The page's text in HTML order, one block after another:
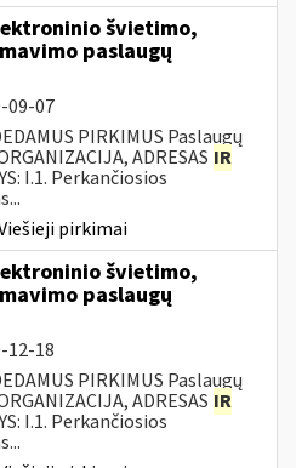
švietimo,
paslaugų
09-07
PIRKIMUS Paslaugų
ADRESAS IR
I.1. Perkančiosios
pirkimai
švietimo,
paslaugų
12-18
PIRKIMUS Paslaugų
ADRESAS IR
I.1. Perkančiosios